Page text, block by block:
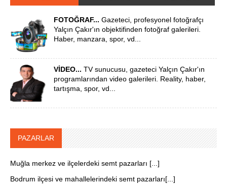
FOTOĞRAF... Gazeteci, profesyonel fotoğrafçı
Yalçın Çakır'ın objektifinden fotoğraf galerileri.
Haber, manzara, spor, vd...
VİDEO... TV sunucusu, gazeteci Yalçın Çakır'ın
programlarından video galerileri. Reality, haber,
tartışma, spor, vd...
PAZARLAR
Muğla merkez ve ilçelerdeki semt pazarları [...]
Bodrum ilçesi ve mahallelerindeki semt pazarları[...]